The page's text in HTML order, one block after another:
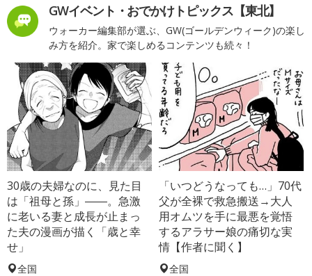
GWイベント・おでかけトピックス【東北】
ウォーカー編集部が選ぶ、GW(ゴールデンウィーク)の楽し
み方を紹介。家で楽しめるコンテンツも続々！
30歳の夫婦なのに、見た目
は「祖母と孫」――。急激
に老いる妻と成長が止まっ
た夫の漫画が描く「歳と幸
せ」
全国
「いつどうなっても…」70代
父が全裸で救急搬送→大人
用オムツを手に最悪を覚悟
するアラサー娘の痛切な実
情【作者に聞く】
全国